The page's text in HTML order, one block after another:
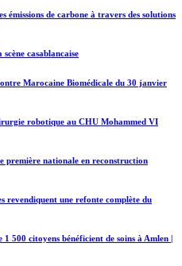
émissions de carbone à travers des solutions
casablancaise
Marocaine Biomédicale du 30 janvier
robotique au CHU Mohammed VI
première nationale en reconstruction
revendiquent une refonte complète du
500 citoyens bénéficient de soins à Amlen |